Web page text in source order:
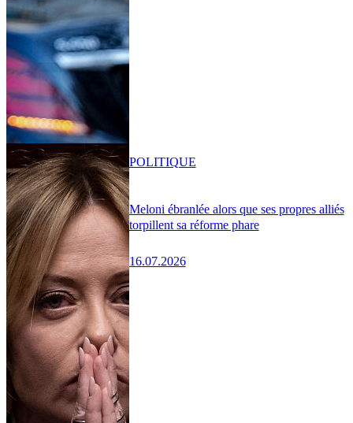
Meloni ébranlée alors que ses propres alliés
torpillent sa réforme phare
16.07.2026
POLITIQUE